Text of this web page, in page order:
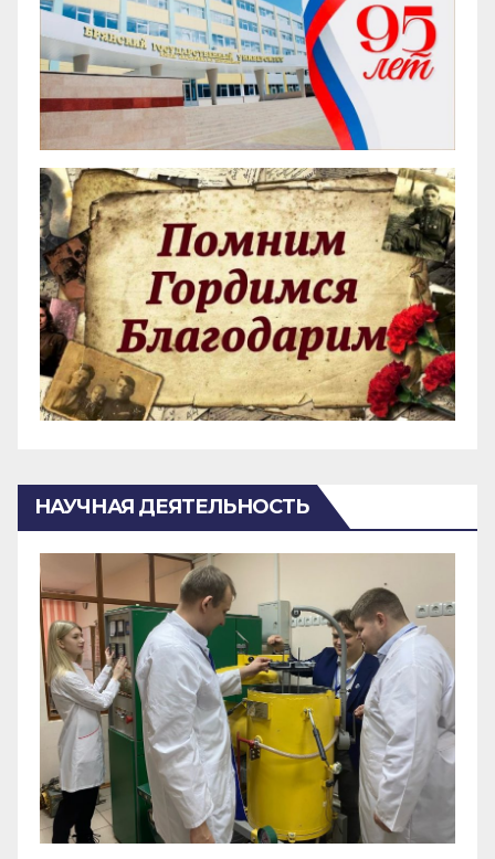
НАУЧНАЯ ДЕЯТЕЛЬНОСТЬ